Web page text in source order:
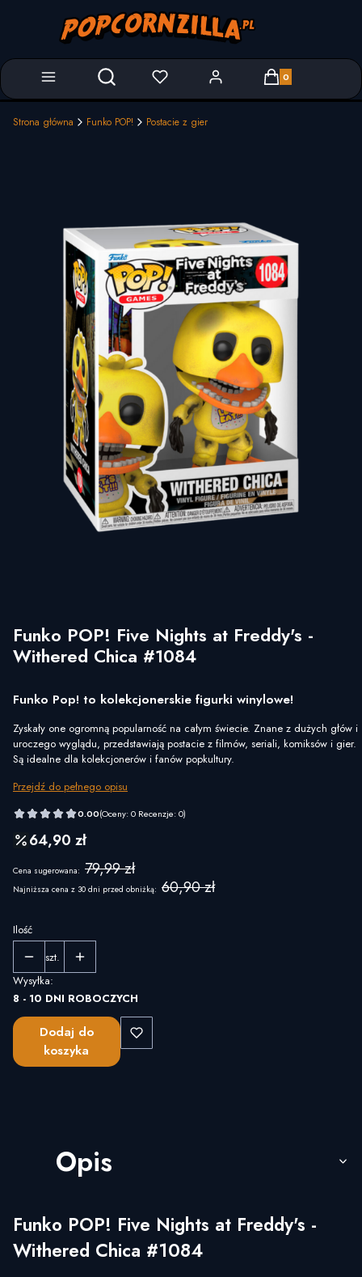
Otwórz wyszukiwarkę Produkty w
Strona główna Funko POP! Postacie z gier
Funko POP! Five Nights at Freddy's -
Withered Chica #1084
Funko Pop! to kolekcjonerskie figurki winylowe!
Zyskały one ogromną popularność na całym świecie. Znane z dużych głów i
uroczego wyglądu, przedstawiają postacie z filmów, seriali, komiksów i gier.
Są idealne dla kolekcjonerów i fanów popkultury.
Przejdź do pełnego opisu
0.00(Oceny: 0 Recenzje: 0)
64,90 zł
Cena sugerowana: 79,99 zł
Najniższa cena z 30 dni przed obniżką: 60,90 zł
Ilość
szt.
Wysyłka:
8 - 10 DNI ROBOCZYCH
Dodaj do
koszyka
Opis
Funko POP! Five Nights at Freddy's -
Withered Chica #1084